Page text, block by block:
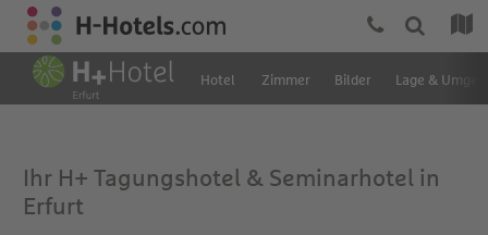
Hotel Zimmer Bilder Lage &
Ihr H+ Tagungshotel & Seminarhotel in
Erfurt